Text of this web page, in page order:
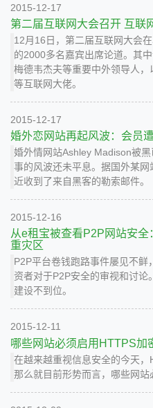
2015-12-17
第二届互联网大会召开 互联
12月16日，第二届互联网大会
的2000多名嘉宾出席论道。其
梅德韦杰夫等重要中外领导人
等互联网大佬。
2015-12-17
婚外恋网站再起风波：会员
婚外情网站Ashley Madison被
事的风波还未平息。据国外某
近收到了来自黑客的勒索邮件。
2015-12-16
从e租宝被查看P2P网站安
重灾区
P2P平台卷钱跑路事件屡见不
资者对于P2P安全的审视和讨
建设不到位。
2015-12-11
哪些网站必须启用HTTPS加
在越来越重视信息安全的今天，
那么就目前形势而言，哪些网